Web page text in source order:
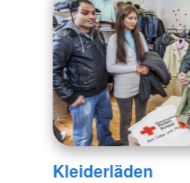
Kleiderläden